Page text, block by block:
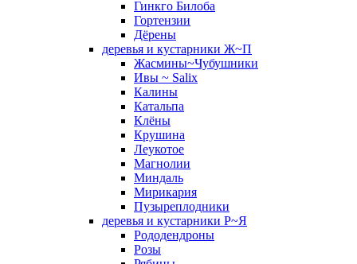
Гинкго Билоба
Гортензии
Дёрены
деревья и кустарники Ж~П
Жасмины~Чубушники
Ивы ~ Salix
Калины
Катальпа
Клёны
Крушина
Леукотое
Магнолии
Миндаль
Мирикария
Пузыреплодники
деревья и кустарники Р~Я
Рододендроны
Розы